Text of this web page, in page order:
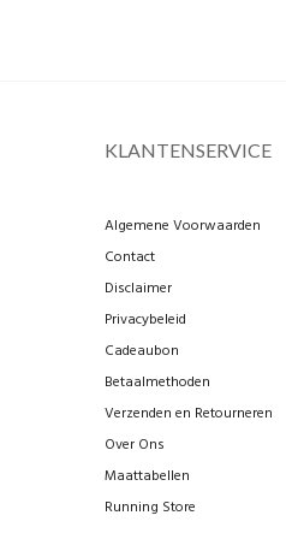
KLANTENSERVICE
Algemene Voorwaarden
Contact
Disclaimer
Privacybeleid
Cadeaubon
Betaalmethoden
Verzenden en Retourneren
Over Ons
Maattabellen
Running Store